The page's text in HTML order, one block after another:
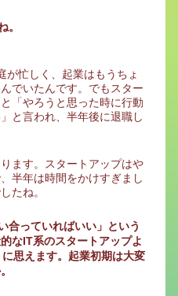
。
忙しく、起業はもうちょ
でいたんです。でもスター
「やろうと思った時に行動
と言われ、半年後に退職し
ます。スタートアップはや
半年は時間をかけすぎまし
たね。
合っていればいい」という
なIT系のスタートアップよ
思えます。起業初期は大変